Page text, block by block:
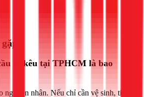
bị kêu tại TPHCM là bao
nhân. Nếu chỉ cần vệ sinh, tinh